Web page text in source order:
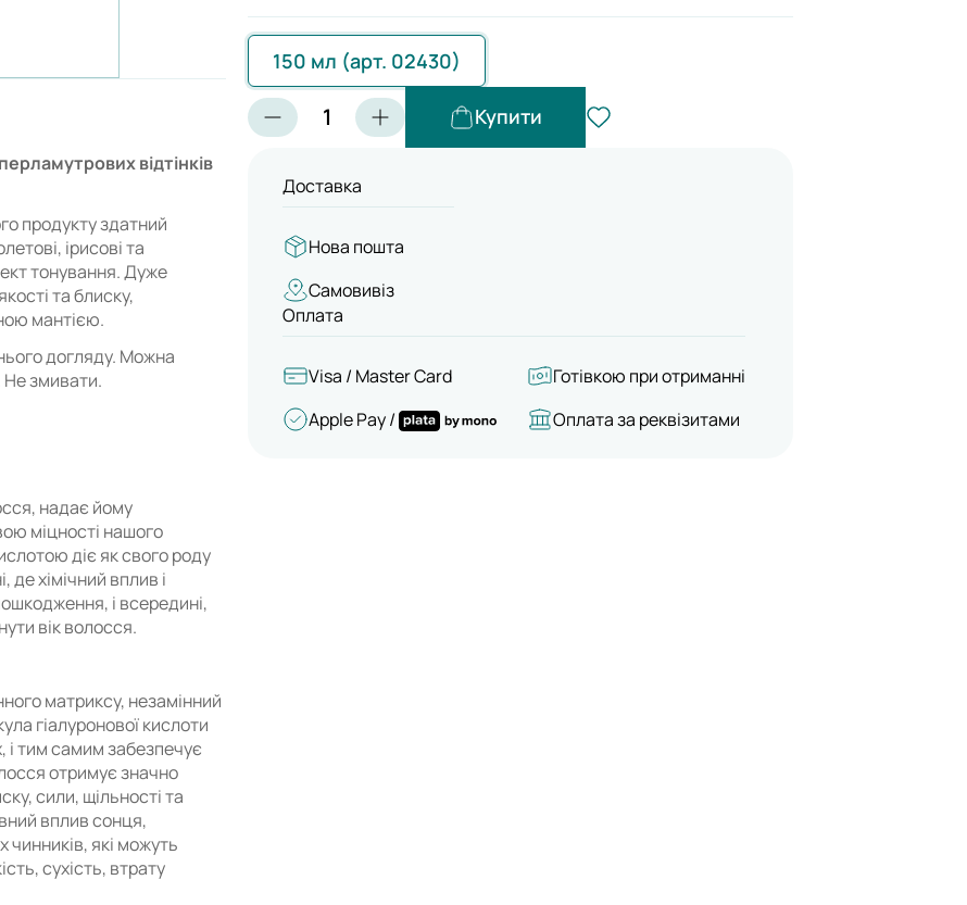
відтінків
продукту здатний
ірисові та
тонування. Дуже
та блиску,
мантією.
догляду. Можна
Не змивати.
надає йому
міцності нашого
діє як свого роду
хімічний вплив і
і всередині,
вік волосся.
матриксу, незамінний
гіалуронової кислоти
і тим самим забезпечує
отримує значно
сили, щільності та
вплив сонця,
чинників, які можуть
сухість, втрату
150 мл (арт. 02430)
Купити
Доставка
Нова пошта
Самовивіз
Оплата
Visa / Master Card
Готівкою при отриманні
Apple Pay /
Оплата за реквізитами